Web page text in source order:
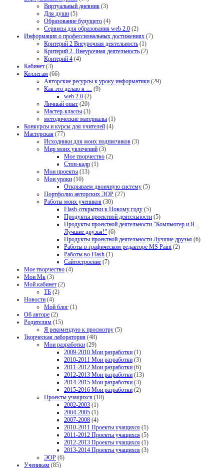
Виртуальный дневник (3)
Для души (5)
Образование будущего (4)
Сервисы для образования web 2.0 (2)
Информация о профессиональных достижениях (7)
Критерий 2 Внеурочная деятельность (1)
Критерий 2. Внеурочная деятельность (2)
Критерий 4 (4)
Кабинет (3)
Коллегам (66)
Авторские ресурсы к уроку информатики (29)
Как это делаю я …
(9)
web 2.0 (2)
Личный опыт (20)
Мастер-классы (3)
методические материалы (1)
Конкурсы и курсы для учителей (4)
Мастерская (77)
Исходники для моих подписчиков (3)
Мир моих увлечений (3)
Мое творчество (2)
Стоп-кадр (1)
Мои проекты (13)
Мои уроки (10)
Открываем двоичную систему (5)
Портфолио авторских ЭОР (27)
Работы моих учеников (30)
Flash-открытки к Новому году (5)
Продукты проектной деятельности (5)
Продукты проектной деятельности "Компьютер и Я –
Лучшие друзья!" (6)
Продукты проектной деятельности Лучшие друзья (6)
Работы в графическом редакторе MS Paint (2)
Работы во Flash (1)
Сайтостроение (7)
Мое творчество (4)
Мои Мк (3)
Мой кабинет (2)
ТБ (2)
Новости (4)
Мой блог (1)
Об авторе (2)
Родителям (15)
Я рекомендую к просмотру (5)
Творческая лаборатория (48)
Мои разработки (29)
2009-2010 Мои разработки (1)
2010-2011 Мои разработки (3)
2011-2012 Мои разработки (6)
2012-2013 Мои разработки (13)
2014-2015 Мои разработки (3)
2015-2016 Мои разработки (2)
Проекты учащихся (18)
2002-2003 (1)
2004-2005 (1)
2007-2008 (4)
2010-2011 Проекты учащихся (1)
2011-2012 Проекты учащихся (5)
2012-2013 Проекты учащихся (1)
2013-2014 Проекты учащихся (3)
ЭОР (6)
Ученикам (85)